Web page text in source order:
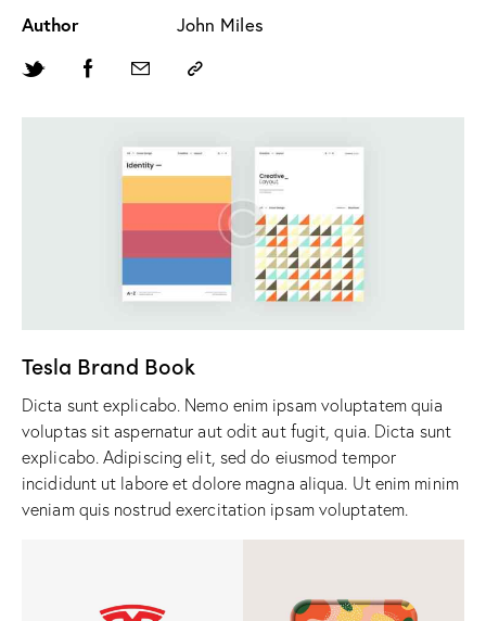
Tesla Brand Book
Dicta sunt explicabo. Nemo enim ipsam voluptatem quia
voluptas sit aspernatur aut odit aut fugit, quia. Dicta sunt
explicabo. Adipiscing elit, sed do eiusmod tempor
incididunt ut labore et dolore magna aliqua. Ut enim minim
veniam quis nostrud exercitation ipsam voluptatem.
Author
John Miles